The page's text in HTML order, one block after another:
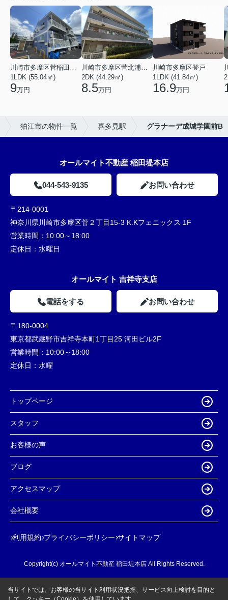
1LDK (55.04㎡)
9万円
2DK (44.29㎡)
8.5万円
川崎市多摩区登戸
1LDK (41.84㎡)
16.9万円
狛江市の物件一覧 喜多見駅 グラナーデ成城学園前B
オールマイト不動産 稲田堤本店
044-543-9135 お問い合わせ
〒214-0001
神奈川県川崎市多摩区菅２丁目15-3 K.Kフェニックス 1F
営業時間： 10:00～18:00
定休日： 水曜日
オールマイト 吉祥寺支店
電話をする お問い合わせ
〒180-0004
東京都武蔵野市吉祥寺本町1丁目25 河田ビル2F
営業時間： 10:00～18:00
定休日： 水曜
トップページ
スタッフ
お客様の声
ブログ
アクセスマップ
会社概要
利用規約 プライバシーポリシー サイトマップ
Copyright(c) オールマイト不動産 稲田堤本店 All Rights Reserved.
当サイトでは、お客様の当サイト利用状況把握、サービス向上検討を目的と